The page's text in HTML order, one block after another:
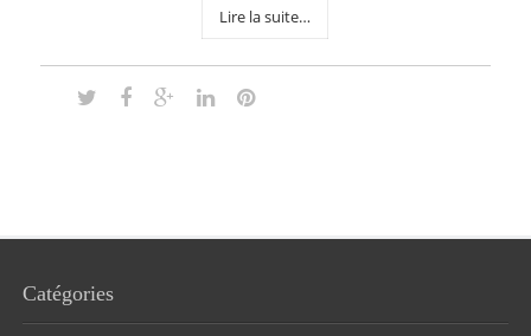
Lire la suite…
Catégories